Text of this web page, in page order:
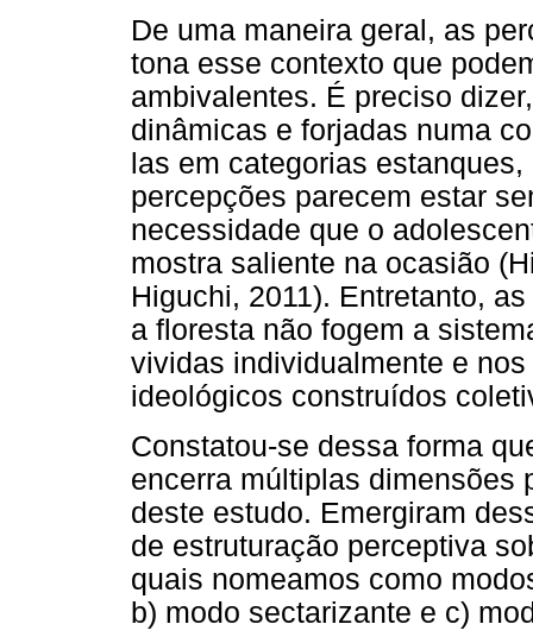
De uma maneira geral, as
tona esse contexto que
ambivalentes. É preciso
dinâmicas e forjadas numa
las em categorias
percepções parecem estar
necessidade que o
mostra saliente na ocasião
Higuchi, 2011). Entretanto,
a floresta não fogem a
vividas individualmente e
ideológicos construídos
Constatou-se dessa forma
encerra múltiplas dimensões
deste estudo. Emergiram
de estruturação perceptiva
quais nomeamos como
b) modo sectarizante e c)